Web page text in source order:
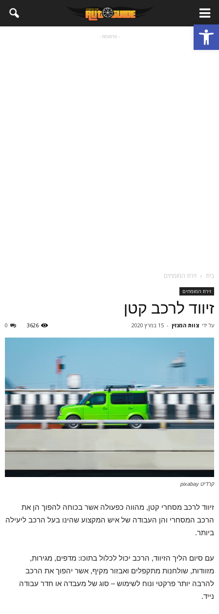
פתח סרגל נגישות - פרסומת -
בית זירת המומחים
זירת המומחים
זיווד לרכב קטן
על ידי צוות המגזין - 15 במרץ 2020 0 3626
קרדיט pixabay
זיווד לרכב מסחרי קטן, מהווה כפעולה אשר בכוחה להפוך הן את
הרכב המסחרי והן העבודה של איש המקצוע שהינו בעל הרכב ליעילה
ביותר.
עם סיום הליך הזיווד, הרכב יכול לכלול בתוכו: מדפים, מגירות,
מזוודות, שולחנות מתקפלים ואבזור מקיף, אשר יהפוך את הרכב
להרבה יותר פרקטי ונוח לשימוש – סוג של מעבדה או חדר עבודה
נייד.